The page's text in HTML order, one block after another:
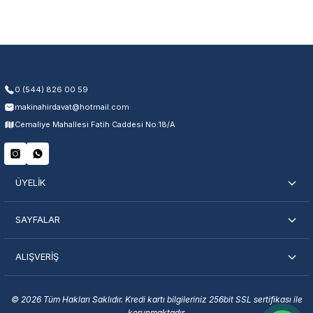
Servisi Nasıl Bulurum?
0 (544) 826 00 59
makinahirdavat@hotmail.com
Cemaliye Mahallesi Fatih Caddesi No:18/A
ÜYELİK
SAYFALAR
ALIŞVERİŞ
© 2026 Tüm Hakları Saklıdır. Kredi kartı bilgileriniz 256bit SSL sertifikası ile